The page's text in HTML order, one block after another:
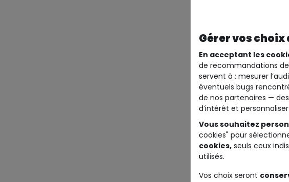
Gérer vos choix
En acceptant les
de recommandations
servent à : mesurer
éventuels bugs
de nos partenaires —
d’intérêt et
Vous souhaitez
cookies" pour
cookies, seuls ceux
utilisés.
Vos choix seront